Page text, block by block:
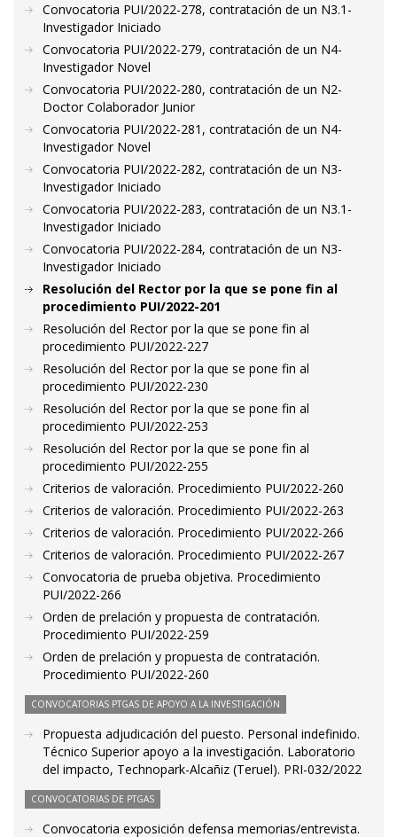
Convocatoria PUI/2022-278, contratación de un N3.1-
Investigador Iniciado
Convocatoria PUI/2022-279, contratación de un N4-
Investigador Novel
Convocatoria PUI/2022-280, contratación de un N2-
Doctor Colaborador Junior
Convocatoria PUI/2022-281, contratación de un N4-
Investigador Novel
Convocatoria PUI/2022-282, contratación de un N3-
Investigador Iniciado
Convocatoria PUI/2022-283, contratación de un N3.1-
Investigador Iniciado
Convocatoria PUI/2022-284, contratación de un N3-
Investigador Iniciado
Resolución del Rector por la que se pone fin al
procedimiento PUI/2022-201
Resolución del Rector por la que se pone fin al
procedimiento PUI/2022-227
Resolución del Rector por la que se pone fin al
procedimiento PUI/2022-230
Resolución del Rector por la que se pone fin al
procedimiento PUI/2022-253
Resolución del Rector por la que se pone fin al
procedimiento PUI/2022-255
Criterios de valoración. Procedimiento PUI/2022-260
Criterios de valoración. Procedimiento PUI/2022-263
Criterios de valoración. Procedimiento PUI/2022-266
Criterios de valoración. Procedimiento PUI/2022-267
Convocatoria de prueba objetiva. Procedimiento
PUI/2022-266
Orden de prelación y propuesta de contratación.
Procedimiento PUI/2022-259
Orden de prelación y propuesta de contratación.
Procedimiento PUI/2022-260
CONVOCATORIAS PTGAS DE APOYO A LA INVESTIGACIÓN
Propuesta adjudicación del puesto. Personal indefinido.
Técnico Superior apoyo a la investigación. Laboratorio
del impacto, Technopark-Alcañiz (Teruel). PRI-032/2022
CONVOCATORIAS DE PTGAS
Convocatoria exposición defensa memorias/entrevista.